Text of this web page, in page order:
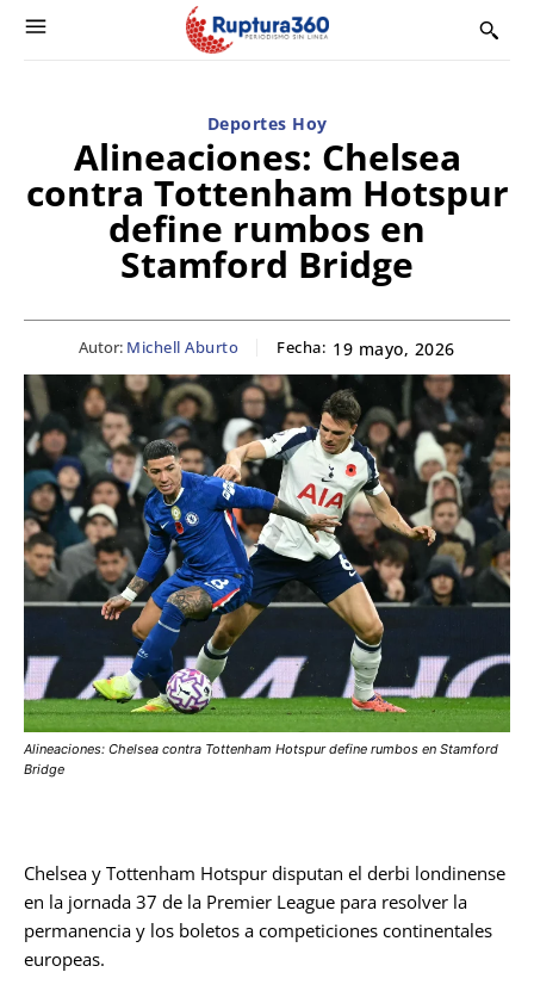
Deportes Hoy
Alineaciones: Chelsea
contra Tottenham Hotspur
define rumbos en
Stamford Bridge
Autor: Michell Aburto Fecha: 19 mayo, 2026
Alineaciones: Chelsea contra Tottenham Hotspur define rumbos en Stamford
Bridge
Chelsea y Tottenham Hotspur disputan el derbi londinense
en la jornada 37 de la Premier League para resolver la
permanencia y los boletos a competiciones continentales
europeas.